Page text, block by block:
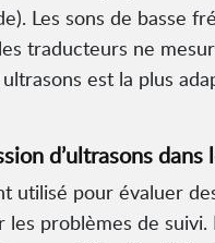
Les sons de basse
traducteurs ne
est la plus
d’ultrasons
utilisé pour évaluer
problèmes de